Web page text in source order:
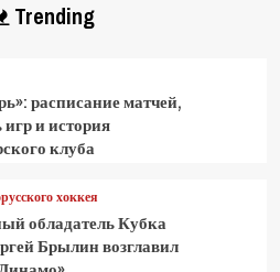
Trending
расписание матчей,
и история
клуба
хоккея
обладатель Кубка
Брылин возглавил